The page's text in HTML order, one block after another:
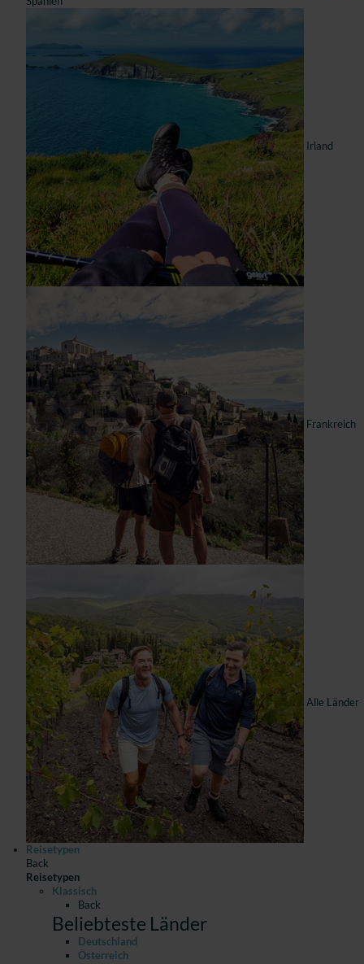
Irland
Frankreich
Alle Länder
Reisetypen
Back
Reisetypen
Klassisch
Back
Beliebteste Länder
Deutschland
Österreich